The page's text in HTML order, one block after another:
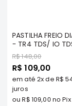
PASTILHA FREIO
- TR4 TDS/ IO
FRASLE - PD/74
Preço
R$ 148,00
Preço
Especial
R$ 109,00
em até 2xde R$
juros
ouR$ 109,00 no